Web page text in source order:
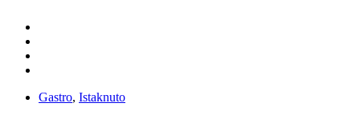
Gastro, Istaknuto